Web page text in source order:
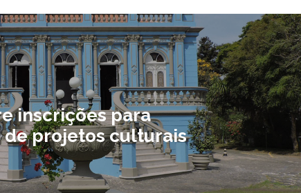
inscrições para
projetos culturais